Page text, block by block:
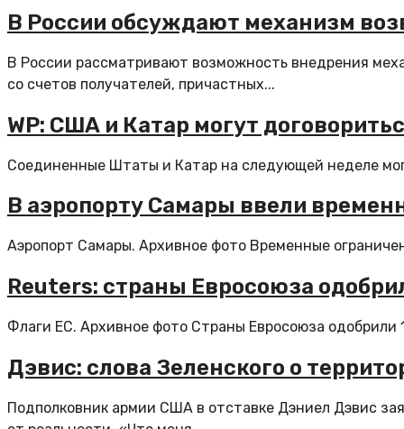
В России обсуждают механизм
В России рассматривают возможность внедрения
со счетов получателей, причастных...
WP: США и Катар могут
Соединенные Штаты и Катар на следующей неделе
В аэропорту Самары ввели
Аэропорт Самары. Архивное фото Временные
Reuters: страны Евросоюза
Флаги ЕС. Архивное фото Страны Евросоюза одобрили
Дэвис: слова Зеленского о
Подполковник армии США в отставке Дэниел Дэвис